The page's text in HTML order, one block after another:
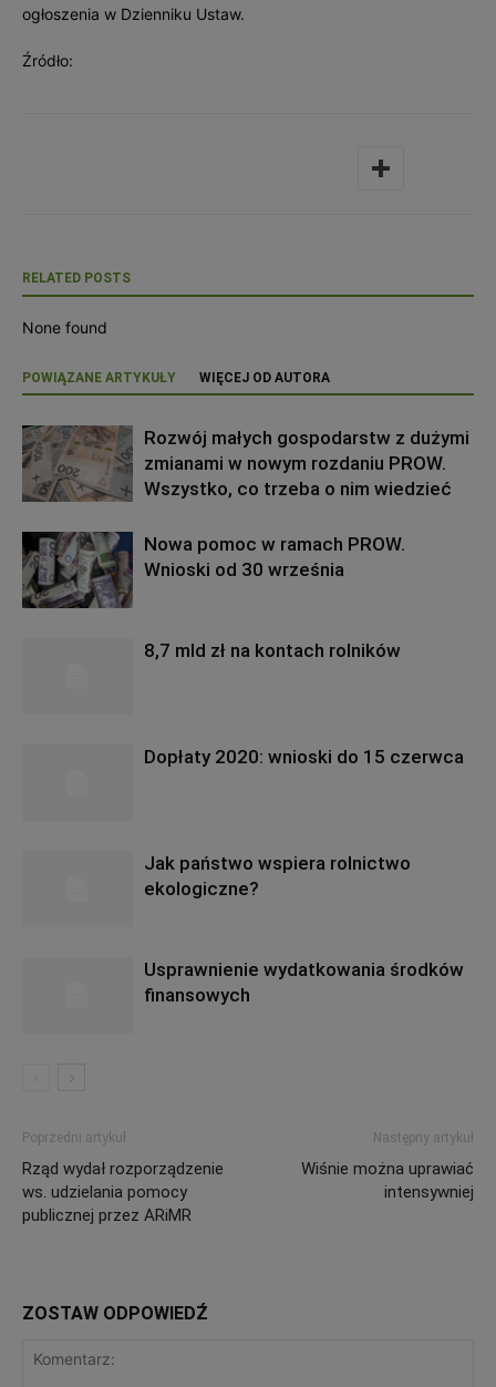
ogłoszenia w Dzienniku Ustaw.
Źródło:
RELATED POSTS
None found
POWIĄZANE ARTYKUŁY WIĘCEJ OD AUTORA
Rozwój małych gospodarstw z dużymi
zmianami w nowym rozdaniu PROW.
Wszystko, co trzeba o nim wiedzieć
Nowa pomoc w ramach PROW.
Wnioski od 30 września
8,7 mld zł na kontach rolników
Dopłaty 2020: wnioski do 15 czerwca
Jak państwo wspiera rolnictwo
ekologiczne?
Usprawnienie wydatkowania środków
finansowych
Poprzedni artykuł
Rząd wydał rozporządzenie
ws. udzielania pomocy
publicznej przez ARiMR
Następny artykuł
Wiśnie można uprawiać
intensywniej
ZOSTAW ODPOWIEDŹ